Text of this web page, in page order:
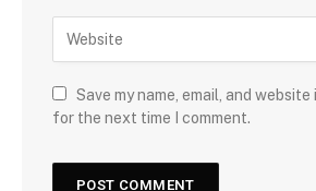
Save my name, email, and
for the next time I comment.